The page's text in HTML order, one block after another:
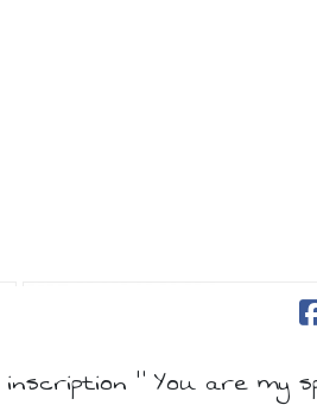
" You are my